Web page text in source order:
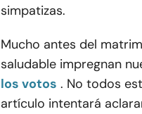
simpatizas.
Mucho antes del
saludable impregnan
los votos . No todos
artículo intentará